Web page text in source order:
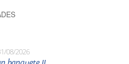
08/2026